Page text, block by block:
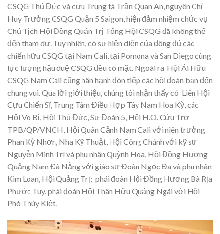
CSQG Thủ Đức và cựu Trung tá Trần Quan An, nguyên Chỉ
Huy Trưởng CSQG Quận 5 Saigon, hiện đảm nhiệm chức vụ
Chủ Tịch Hội Đồng Quản Trị Tổng Hội CSQG đã không thể
đến tham dự. Tuy nhiên, có sự hiện diện của đông đủ các
chiến hữu CSQG tại Nam Cali, tại Pomona và San Diego cùng
lực lượng hậu duệ CSQG đều có mặt. Ngoài ra, Hội Ái Hữu
CSQG Nam Cali cũng hân hạnh đón tiếp các hội đoàn bạn đến
chung vui. Qua lời giới thiệu, chúng tôi nhận thấy có Liên Hội
Cựu Chiến Sĩ, Trung Tâm Điều Hợp Tây Nam Hoa Kỳ, các
Hội Võ Bị, Hội Thủ Đức, Sư Đoàn 5, Hội H.O. Cứu Trợ
TPB/QP/VNCH, Hội Quân Cảnh Nam Cali với niên trưởng
Phan Kỳ Nhơn, Nha Kỹ Thuật, Hội Công Chánh với kỹ sư
Nguyễn Minh Trì và phu nhân Quỳnh Hoa, Hội Đồng Hương
Quảng Nam Đà Nẵng với giáo sư Đoàn Ngọc Đa và phu nhân
Kim Loan, Hội Quảng Trị; phái đoàn Hội Đồng Hương Bà Rịa
Phước Tuy, phái đoàn Hội Thân Hữu Quảng Ngãi với Hội
Phó Thúy Kiệt.